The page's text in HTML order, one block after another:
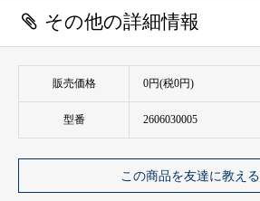
その他の詳細情報
販売価格 0円(税0円)
型番 2606030005
この商品を友達に教える